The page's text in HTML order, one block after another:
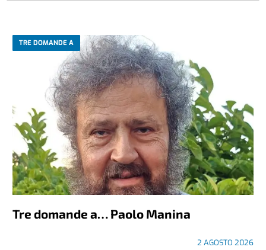
TRE DOMANDE A
Tre domande a… Paolo Manina
2 AGOSTO 2026